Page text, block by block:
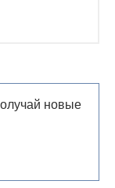
новые